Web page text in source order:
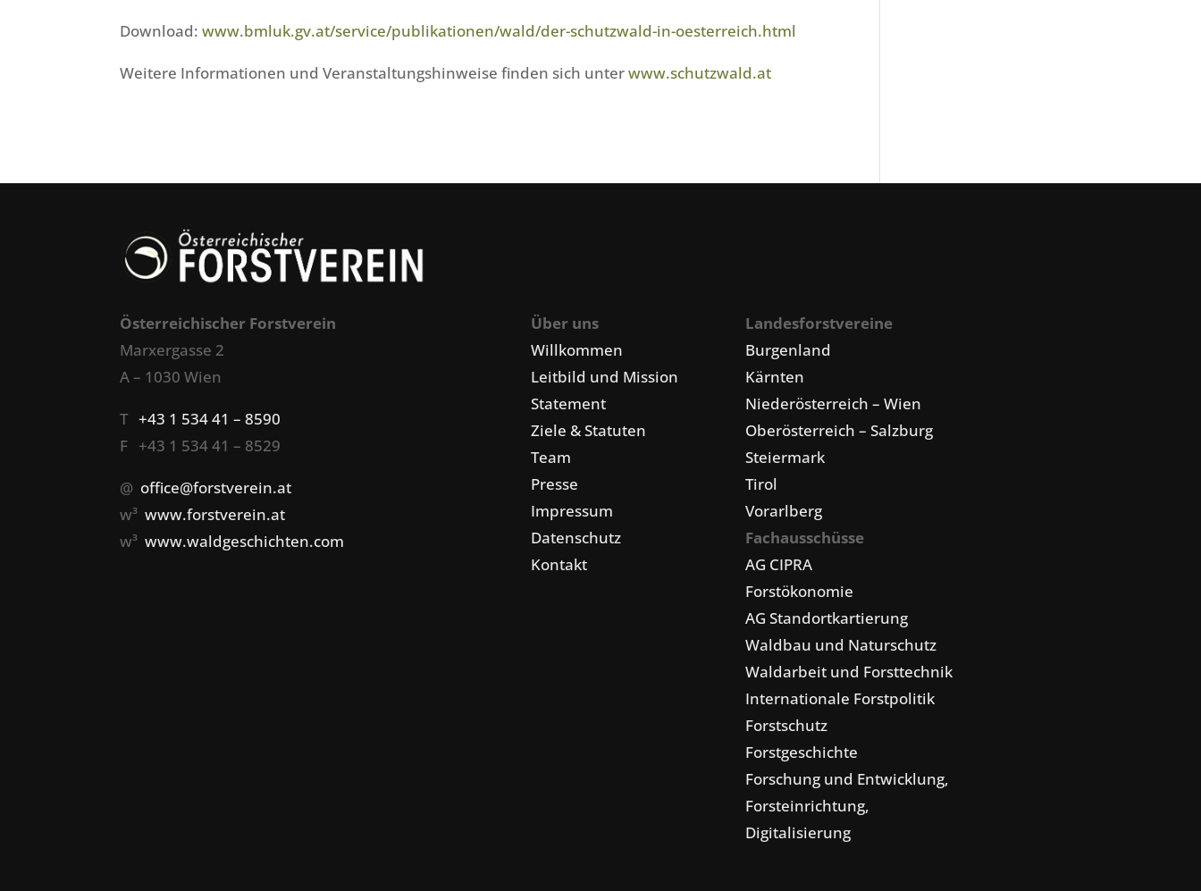
Download:www.bmluk.gv.at/service/publikationen/wald/der-schutzwald-in-oesterreich.html
Weitere Informationen und Veranstaltungshinweise finden sich unterwww.schutzwald.at
Österreichischer Forstverein
Marxergasse 2
A – 1030 Wien
T+43 1 534 41 – 8590
F +43 1 534 41 – 8529
@ office@forstverein.at
w³www.forstverein.at
w³www.waldgeschichten.com
Über uns
Willkommen
Leitbild und Mission
Statement
Ziele & Statuten
Team
Presse
Impressum
Datenschutz
Kontakt
Landesforstvereine
Burgenland
Kärnten
Niederösterreich – Wien
Oberösterreich – Salzburg
Steiermark
Tirol
Vorarlberg
Fachausschüsse
AG CIPRA
Forstökonomie
AG Standortkartierung
Waldbau und Naturschutz
Waldarbeit und Forsttechnik
Internationale Forstpolitik
Forstschutz
Forstgeschichte
Forschung und Entwicklung,
Forsteinrichtung,
Digitalisierung